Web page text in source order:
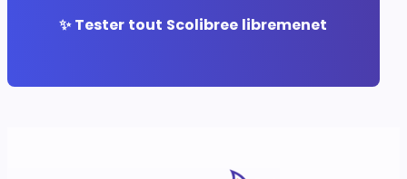
✨ Tester tout Scolibree libremenet